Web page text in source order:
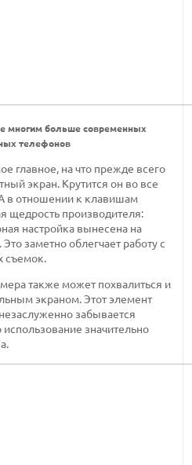
многим больше современных
телефонов
главное, на что прежде всего
экран. Крутится он во все
в отношении к клавишам
щедрость производителя:
настройка вынесена на
заметно облегчает работу с
съемок.
также может похвалиться и
экраном. Этот элемент
забывается
использование значительно